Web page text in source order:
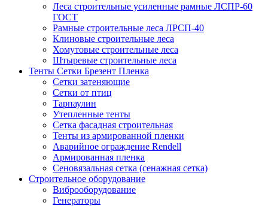
Леса строительные усиленные рамные ЛСПР-60
ГОСТ
Рамные строительные леса ЛРСП-40
Клиновые строительные леса
Хомутовые строительные леса
Штыревые строительные леса
Тенты Сетки Брезент Пленка
Сетки затеняющие
Сетки от птиц
Тарпаулин
Утепленные тенты
Сетка фасадная строительная
Тенты из армированной пленки
Аварийное ограждение Rendell
Армированная пленка
Сеновязальная сетка (сенажная сетка)
Строительное оборудование
Виброоборудование
Генераторы